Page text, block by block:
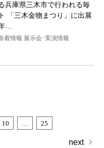
兵庫県三木市で行われる毎
「三木金物まつり」に出展
…
着情報 展示会･実演情報
10 25
next